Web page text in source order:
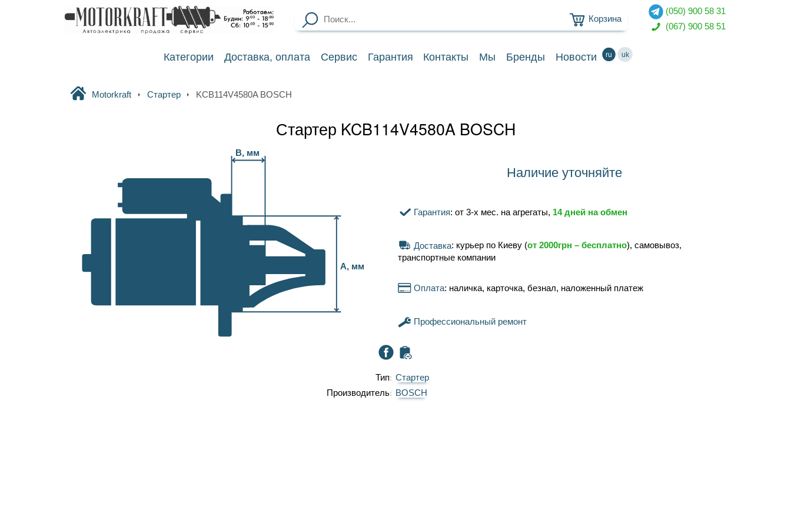
(050) 900 58 31
(067) 900 58 51
Категории Доставка, оплата Сервис Гарантия Контакты Мы Бренды Новости ru uk
Корзина
Motorkraft Стартер KCB114V4580A BOSCH
Стартер KCB114V4580A BOSCH
B, мм
A, мм
Наличие уточняйте
Гарантия: от 3-х мес. на агрегаты, 14 дней на обмен
Доставка: курьер по Киеву (от 2000грн – бесплатно), самовывоз,
транспортные компании
Оплата: наличка, карточка, безнал, наложенный платеж
Профессиональный ремонт
Тип
Стартер
Производитель
BOSCH